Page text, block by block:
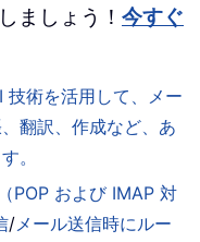
ましょう！ 今すぐ
技術を活用して、メー
翻訳、作成など、あ
。
POP および IMAP 対
/メール送信時にルー